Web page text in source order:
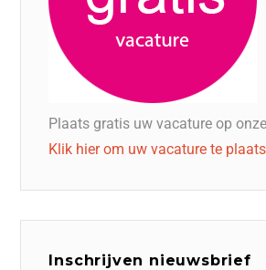
Plaats gratis uw vacature op
Klik hier om uw vacature te
Inschrijven nieuwsbrief